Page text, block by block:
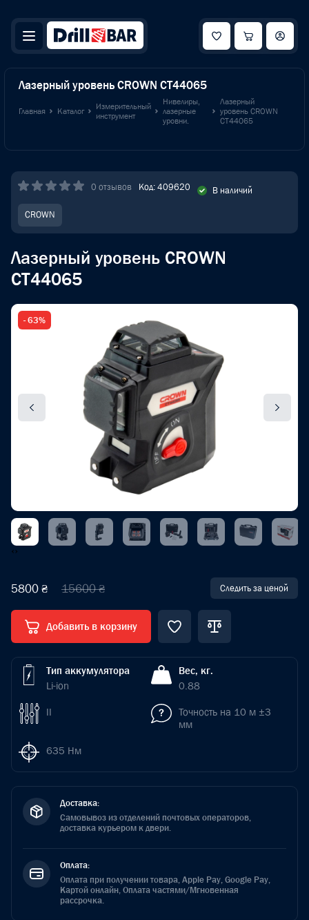
Лазерный уровень CROWN CT44065
Главная Каталог
Измерительный
инструмент
Нивелиры,
лазерные
уровни.
Лазерный
уровень CROWN
CT44065
0 отзывов Код: 409620 В наличий
CROWN
Лазерный уровень CROWN
CT44065
- 63%
‹›
5800 ₴ 15600 ₴ Следить за ценой
Добавить в корзину
Тип аккумулятора
Li-ion
Вес, кг.
0.88
II
Точность на 10 м ±3
мм
635 Hм
Доставка:
Самовывоз из отделений почтовых операторов,
доставка курьером к двери.
Оплата:
Оплата при получении товара, Apple Pay, Google Pay,
Картой онлайн, Оплата частями/Мгновенная
рассрочка.